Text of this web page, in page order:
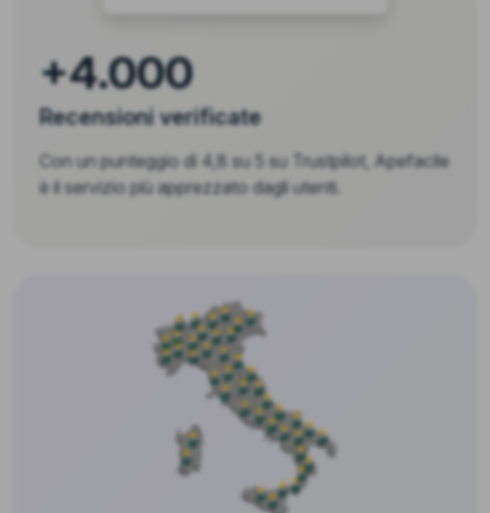
+4.000
Recensioni verificate
Con un punteggio di 4,8 su 5 su Trustpilot, Apefacile
è il servizio più apprezzato dagli utenti.